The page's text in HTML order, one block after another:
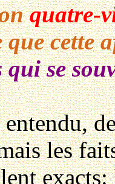
quatre-
cette
qui se
les